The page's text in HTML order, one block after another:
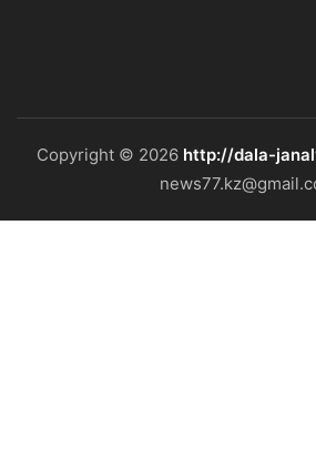
Copyright © 2026 http://dala-